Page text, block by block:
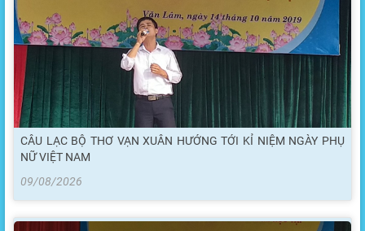
CÂU LẠC BỘ THƠ VẠN XUÂN HƯỚNG TỚI KỈ NIỆM NGÀY PHỤ
NỮ VIỆT NAM
09/08/2026